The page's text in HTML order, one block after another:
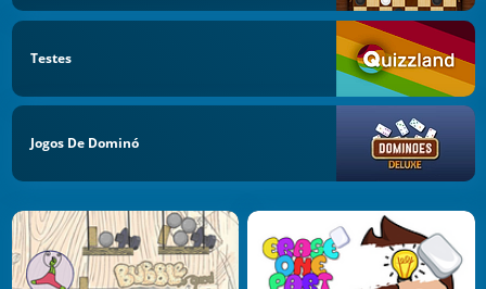
Testes
Jogos De Dominó